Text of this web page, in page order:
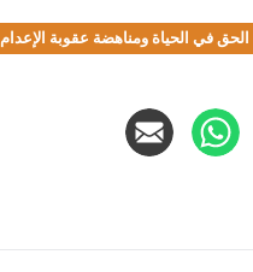
الحق في الحياة ومناهضة عقوبة الإعدام